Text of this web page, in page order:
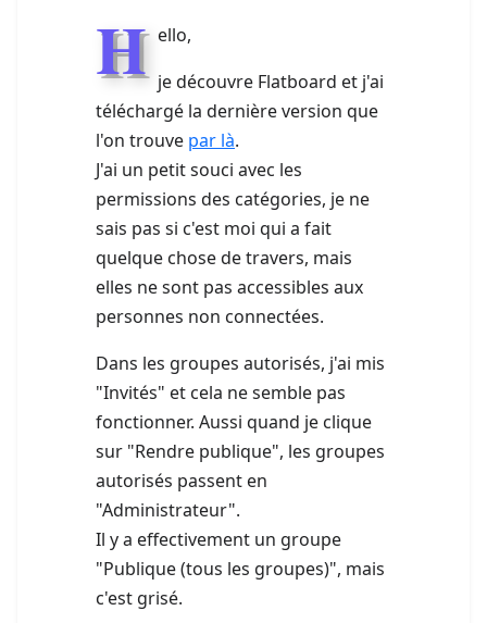
H ello,
je découvre Flatboard et j'ai
téléchargé la dernière version que
l'on trouve par là.
J'ai un petit souci avec les
permissions des catégories, je ne
sais pas si c'est moi qui a fait
quelque chose de travers, mais
elles ne sont pas accessibles aux
personnes non connectées.
Dans les groupes autorisés, j'ai mis
"Invités" et cela ne semble pas
fonctionner. Aussi quand je clique
sur "Rendre publique", les groupes
autorisés passent en
"Administrateur".
Il y a effectivement un groupe
"Publique (tous les groupes)", mais
c'est grisé.